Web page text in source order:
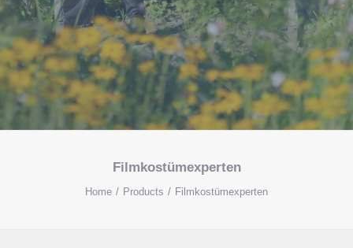
Filmkostümexperten
Home Products Filmkostümexperten